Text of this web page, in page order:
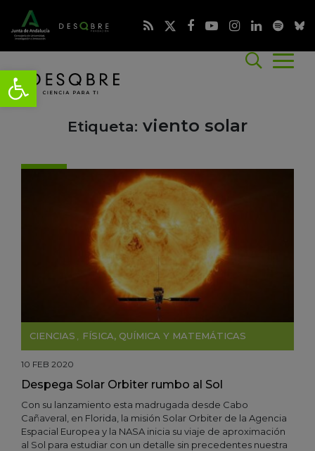
Etiqueta: viento solar
CIENCIAS , FÍSICA, QUÍMICA Y MATEMÁTICAS
10 FEB 2020
Despega Solar Orbiter rumbo al Sol
Con su lanzamiento esta madrugada desde Cabo
Cañaveral, en Florida, la misión Solar Orbiter de la Agencia
Espacial Europea y la NASA inicia su viaje de aproximación
al Sol para estudiar con un detalle sin precedentes nuestra